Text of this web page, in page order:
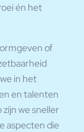
én het
of
in het
en talenten
we sneller
aspecten die